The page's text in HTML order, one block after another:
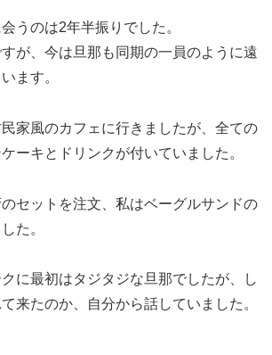
うのは2年半振りでした。
が、今は旦那も同期の一員のように遠
ます。
家風のカフェに行きましたが、全ての
ーキとドリンクが付いていました。
セットを注文、私はベーグルサンドの
た。
に最初はタジタジな旦那でしたが、し
来たのか、自分から話していました。